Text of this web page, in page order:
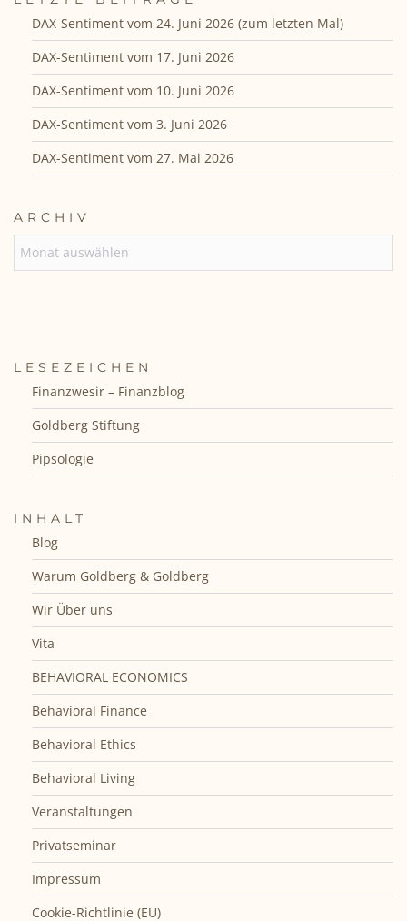
DAX-Sentiment vom 24. Juni 2026 (zum letzten Mal)
DAX-Sentiment vom 17. Juni 2026
DAX-Sentiment vom 10. Juni 2026
DAX-Sentiment vom 3. Juni 2026
DAX-Sentiment vom 27. Mai 2026
ARCHIV
LESEZEICHEN
Finanzwesir – Finanzblog
Goldberg Stiftung
Pipsologie
INHALT
Blog
Warum Goldberg & Goldberg
Wir Über uns
Vita
BEHAVIORAL ECONOMICS
Behavioral Finance
Behavioral Ethics
Behavioral Living
Veranstaltungen
Privatseminar
Impressum
Cookie-Richtlinie (EU)